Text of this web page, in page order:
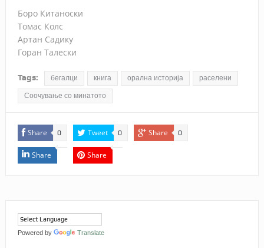
Боро Китаноски
Томас Колс
Артан Садику
Горан Талески
Tags: бегалци книга орална историја раселени
Соочување со минатото
Share 0 Tweet 0 Share 0
Share Share
Powered by Translate